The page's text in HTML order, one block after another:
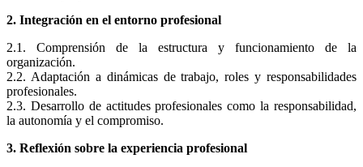
2. Integración en el entorno profesional
2.1. Comprensión de la estructura y funcionamiento de la
organización.
2.2. Adaptación a dinámicas de trabajo, roles y responsabilidades
profesionales.
2.3. Desarrollo de actitudes profesionales como la responsabilidad,
la autonomía y el compromiso.
3. Reflexión sobre la experiencia profesional